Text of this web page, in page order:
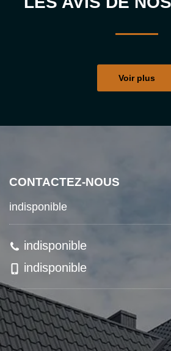
Voir plus
CONTACTEZ-NOUS
indisponible
indisponible
indisponible